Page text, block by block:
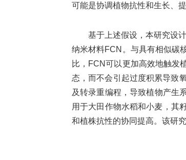
可能是协调植物抗性和生长、
基于上述假设，本研究设
纳米材料FCN。与具有相似碳
比，FCN可以更加高效地触发
态，而不会引起过度积累导致
及转录重编程，导致植物产生
用于大田作物水稻和小麦，其
和植株抗性的协同提高。该研